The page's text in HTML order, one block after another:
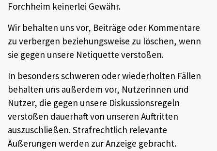
Forchheim keinerlei Gewähr.
Wir behalten uns vor, Beiträge oder Kommentare
zu verbergen beziehungsweise zu löschen, wenn
sie gegen unsere Netiquette verstoßen.
In besonders schweren oder wiederholten Fällen
behalten uns außerdem vor, Nutzerinnen und
Nutzer, die gegen unsere Diskussionsregeln
verstoßen dauerhaft von unseren Auftritten
auszuschließen. Strafrechtlich relevante
Äußerungen werden zur Anzeige gebracht.